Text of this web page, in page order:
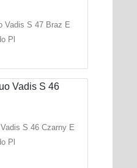
Vadis S 47 Braz E
Pl
S 46 Czarny E
Pl